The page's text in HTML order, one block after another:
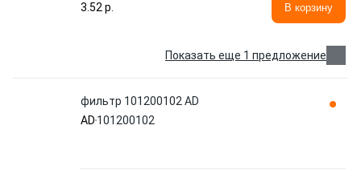
3.52 p.
В корзину
Показать еще 1 предложение
фильтр 101200102 AD
AD 101200102